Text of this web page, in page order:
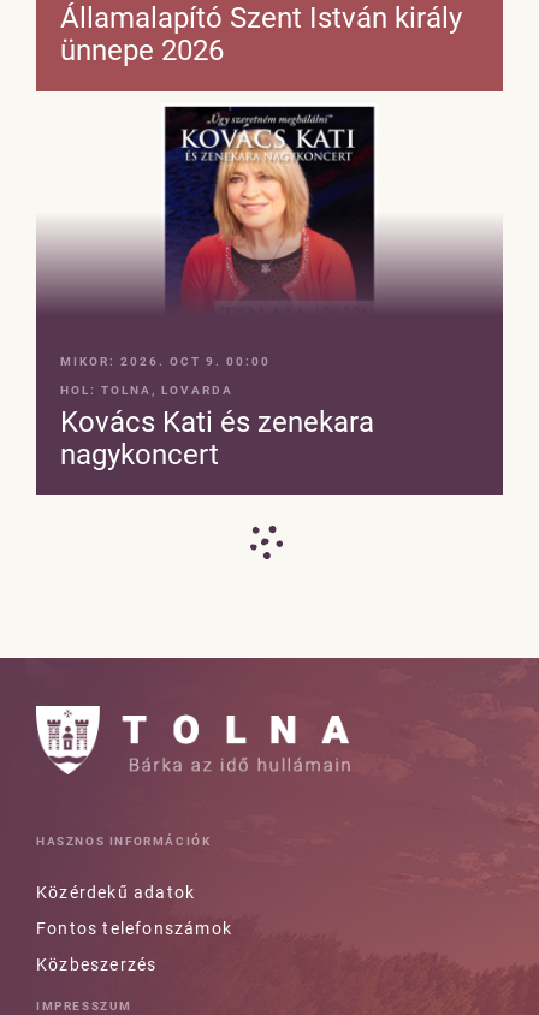
Államalapító Szent István király
ünnepe 2026
MIKOR: 2026. OCT 9. 00:00
HOL: TOLNA, LOVARDA
Kovács Kati és zenekara
nagykoncert
HASZNOS INFORMÁCIÓK
Közérdekű adatok
Fontos telefonszámok
Közbeszerzés
IMPRESSZUM